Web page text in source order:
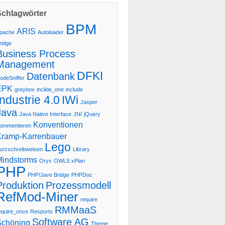
ARIS Autoloader BPM
Process
Datenbank DFKI
greybox inclide_one include
4.0 IWi Jasper
Java Native Interface JNI jQuery
Konventionen
Karrenbauer
Lego Library
Oryx OWLS xPlan
PHP/Jave Bridge PHPDoc
Prozessmodell
Miner require
Resports RMMaaS
Software AG Theme